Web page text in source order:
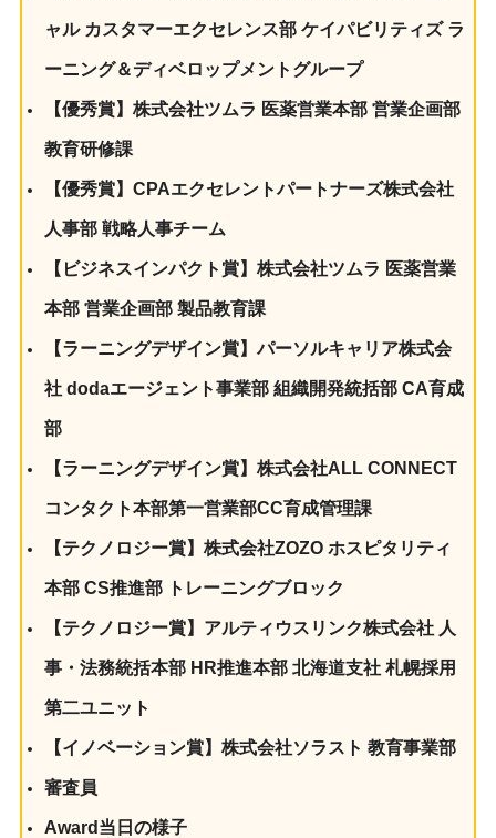
ャル カスタマーエクセレンス部 ケイパビリティズ ラ
ーニング＆ディベロップメントグループ
【優秀賞】株式会社ツムラ 医薬営業本部 営業企画部
教育研修課
【優秀賞】CPAエクセレントパートナーズ株式会社
人事部 戦略人事チーム
【ビジネスインパクト賞】株式会社ツムラ 医薬営業
本部 営業企画部 製品教育課
【ラーニングデザイン賞】パーソルキャリア株式会
社 dodaエージェント事業部 組織開発統括部 CA育成
部
【ラーニングデザイン賞】株式会社ALL CONNECT
コンタクト本部第一営業部CC育成管理課
【テクノロジー賞】株式会社ZOZO ホスピタリティ
本部 CS推進部 トレーニングブロック
【テクノロジー賞】アルティウスリンク株式会社 人
事・法務統括本部 HR推進本部 北海道支社 札幌採用
第二ユニット
【イノベーション賞】株式会社ソラスト 教育事業部
審査員
Award当日の様子